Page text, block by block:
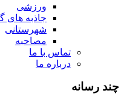
ورزشی
جاذبه
شهرستانی
مصاحبه
تماس با ما
درباره ما
چند رسانه